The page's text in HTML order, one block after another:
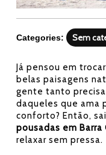
Categories: Sem
Já pensou em
belas paisagens
gente tanto
daqueles que ama
conforto? Então,
pousadas em Barra
relaxar sem pressa.